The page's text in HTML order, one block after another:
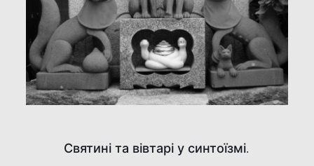
Святині та вівтарі у синтоїзмі.